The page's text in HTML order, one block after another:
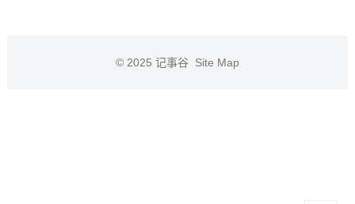
© 2025 记事谷 Site Map